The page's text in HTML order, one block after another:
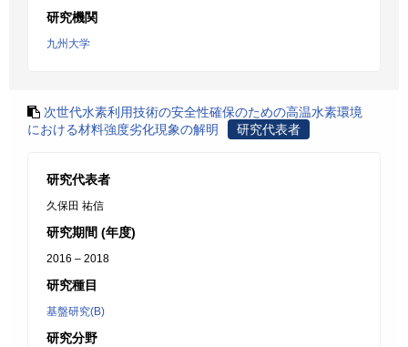
研究機関
九州大学
次世代水素利用技術の安全性確保のための高温水素環境
における材料強度劣化現象の解明
研究代表者
研究代表者
久保田 祐信
研究期間 (年度)
2016 – 2018
研究種目
基盤研究(B)
研究分野